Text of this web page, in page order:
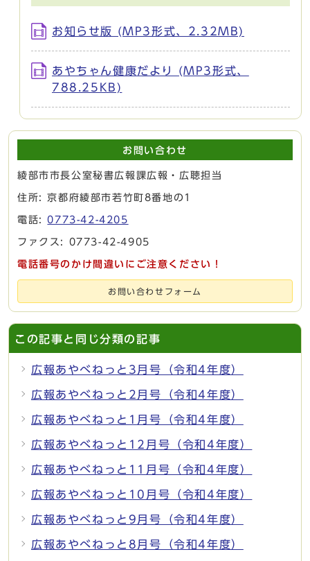
お知らせ版 (MP3形式、2.32MB)
あやちゃん健康だより (MP3形式、
788.25KB)
お問い合わせ
綾部市市長公室秘書広報課広報・広聴担当
住所: 京都府綾部市若竹町8番地の1
電話:0773-42-4205
ファクス: 0773-42-4905
電話番号のかけ間違いにご注意ください！
お問い合わせフォーム
この記事と同じ分類の記事
広報あやべねっと3月号（令和4年度）
広報あやべねっと2月号（令和4年度）
広報あやべねっと1月号（令和4年度）
広報あやべねっと12月号（令和4年度）
広報あやべねっと11月号（令和4年度）
広報あやべねっと10月号（令和4年度）
広報あやべねっと9月号（令和4年度）
広報あやべねっと8月号（令和4年度）